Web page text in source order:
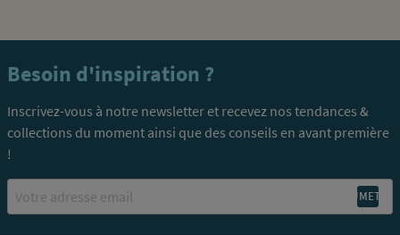
Besoin d'inspiration ?
Inscrivez-vous à notre newsletter et recevez nos tendances &
collections du moment ainsi que des conseils en avant première
!
Email